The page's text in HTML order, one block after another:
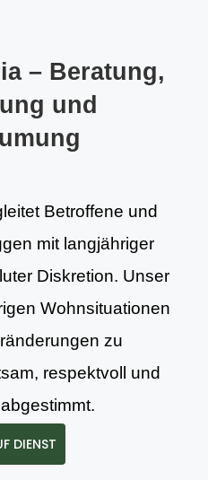
– Beratung,
und
Betroffene und
mit langjähriger
Diskretion. Unser
Wohnsituationen
zu
respektvoll und
DIENST